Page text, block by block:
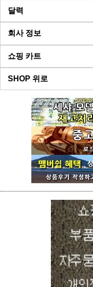
달력
회사 정보
쇼핑 카트
SHOP 위로